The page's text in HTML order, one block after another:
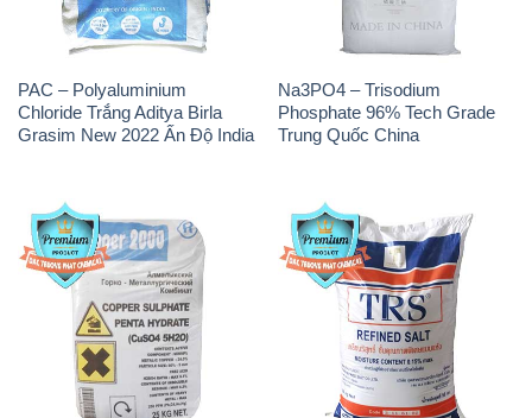
PAC – Polyaluminium
Chloride Trắng Aditya Birla
Grasim New 2022 Ấn Độ India
Na3PO4 – Trisodium
Phosphate 96% Tech Grade
Trung Quốc China